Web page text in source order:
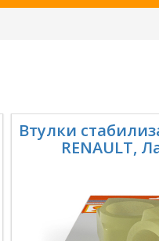
Втулки
RENAULT,